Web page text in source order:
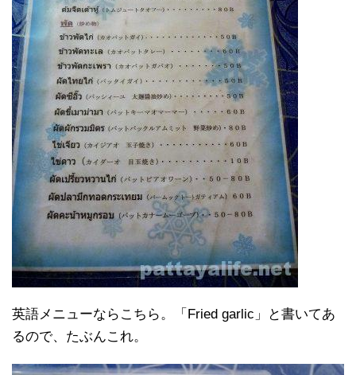
英語メニューならこちら。「Fried garlic」と書いてあ
るので、たぶんこれ。